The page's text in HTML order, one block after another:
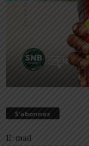
S’abonnez
E-mail